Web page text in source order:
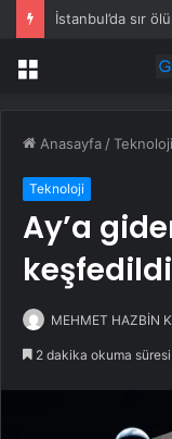
Menü
Anasayfa /Teknoloji
Teknoloji
Ay’a
keşfedildi
MEHMET HAZBİN
2 dakika okuma süresi